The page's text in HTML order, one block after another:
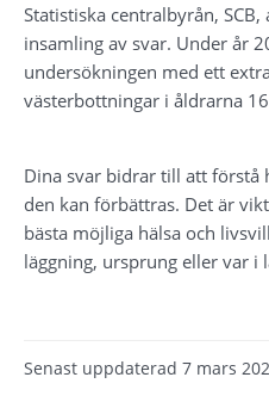
Statistiska centralbyrån,
insamling av svar. Under år
undersökningen med ett
västerbottningar i åldrarna
Dina svar bidrar till att förstå
den kan förbättras. Det är
bästa möjliga hälsa och
läggning, ursprung eller var i
Senast uppdaterad 7 mars